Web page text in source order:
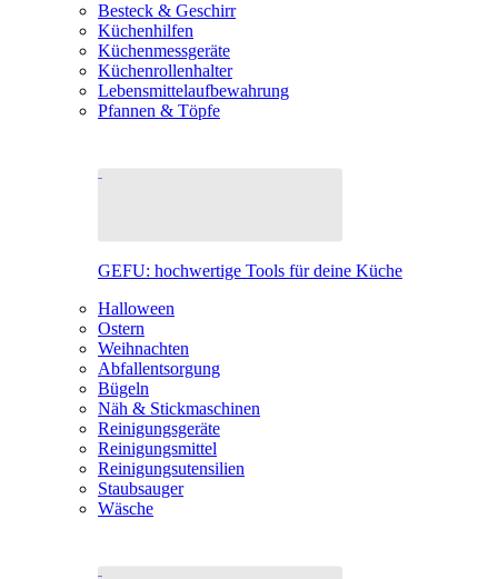
Besteck & Geschirr
Küchenhilfen
Küchenmessgeräte
Küchenrollenhalter
Lebensmittelaufbewahrung
Pfannen & Töpfe
GEFU: hochwertige Tools für deine Küche
Halloween
Ostern
Weihnachten
Abfallentsorgung
Bügeln
Näh & Stickmaschinen
Reinigungsgeräte
Reinigungsmittel
Reinigungsutensilien
Staubsauger
Wäsche